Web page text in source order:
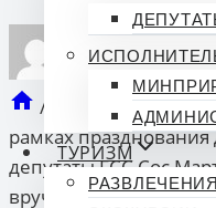
ТУРИЗМ
РАЗВЛЕЧЕНИЯ
опубликован
/
Органы власти/
рамках
депутаты ГСС Сос
вручили